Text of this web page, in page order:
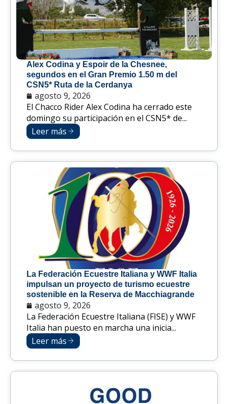
Alex Codina y Espoir de la Chesnee,
segundos en el Gran Premio 1.50 m del
CSN5* Ruta de la Cerdanya
agosto 9, 2026
El Chacco Rider Alex Codina ha cerrado este
domingo su participación en el CSN5* de...
Leer más
La Federación Ecuestre Italiana y WWF Italia
impulsan un proyecto de turismo ecuestre
sostenible en la Reserva de Macchiagrande
agosto 9, 2026
La Federación Ecuestre Italiana (FISE) y WWF
Italia han puesto en marcha una inicia...
Leer más